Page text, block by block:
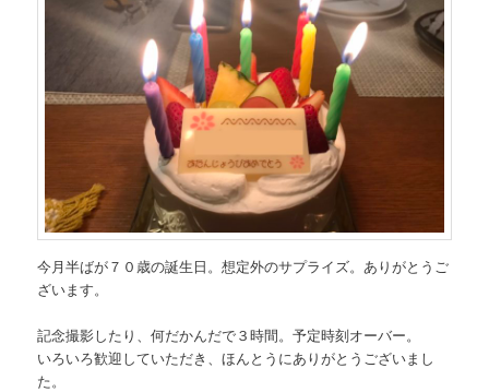
今月半ばが７０歳の誕生日。想定外のサプライズ。ありがとうご
ざいます。
記念撮影したり、何だかんだで３時間。予定時刻オーバー。
いろいろ歓迎していただき、ほんとうにありがとうございまし
た。